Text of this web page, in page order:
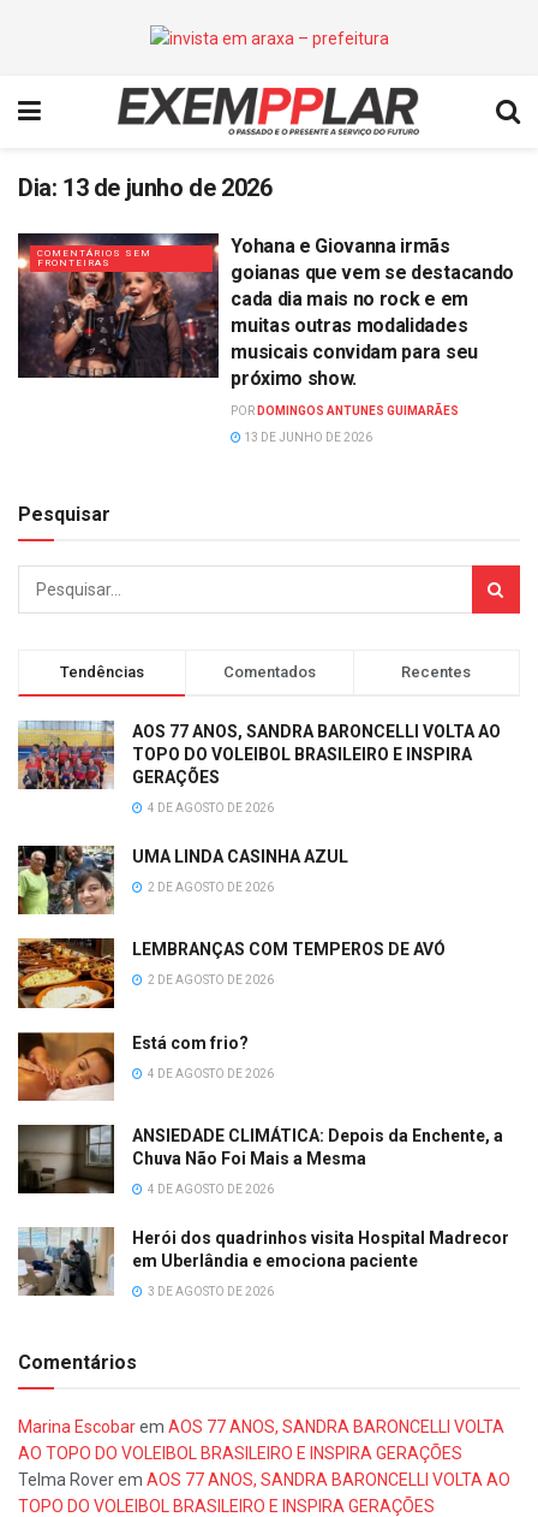
Dia: 13 de junho de 2026
COMENTÁRIOS SEM
FRONTEIRAS
Yohana e Giovanna irmãs
goianas que vem se destacando
cada dia mais no rock e em
muitas outras modalidades
musicais convidam para seu
próximo show.
POR DOMINGOS ANTUNES GUIMARÃES
13 DE JUNHO DE 2026
Pesquisar
Tendências Comentados Recentes
AOS 77 ANOS, SANDRA BARONCELLI VOLTA AO
TOPO DO VOLEIBOL BRASILEIRO E INSPIRA
GERAÇÕES
4 DE AGOSTO DE 2026
UMA LINDA CASINHA AZUL
2 DE AGOSTO DE 2026
LEMBRANÇAS COM TEMPEROS DE AVÓ
2 DE AGOSTO DE 2026
Está com frio?
4 DE AGOSTO DE 2026
ANSIEDADE CLIMÁTICA: Depois da Enchente, a
Chuva Não Foi Mais a Mesma
4 DE AGOSTO DE 2026
Herói dos quadrinhos visita Hospital Madrecor
em Uberlândia e emociona paciente
3 DE AGOSTO DE 2026
Comentários
Marina Escobarem AOS 77 ANOS, SANDRA BARONCELLI VOLTA
AO TOPO DO VOLEIBOL BRASILEIRO E INSPIRA GERAÇÕES
Telma Roverem AOS 77 ANOS, SANDRA BARONCELLI VOLTA AO
TOPO DO VOLEIBOL BRASILEIRO E INSPIRA GERAÇÕES